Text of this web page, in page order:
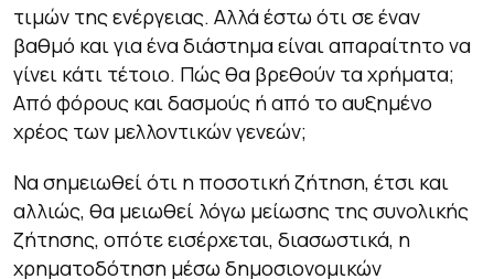
τιμών της ενέργειας. Αλλά έστω ότι σε έναν
βαθμό και για ένα διάστημα είναι απαραίτητο να
γίνει κάτι τέτοιο. Πώς θα βρεθούν τα χρήματα;
Από φόρους και δασμούς ή από το αυξημένο
χρέος των μελλοντικών γενεών;
Να σημειωθεί ότι η ποσοτική ζήτηση, έτσι και
αλλιώς, θα μειωθεί λόγω μείωσης της συνολικής
ζήτησης, οπότε εισέρχεται, διασωστικά, η
χρηματοδότηση μέσω δημοσιονομικών